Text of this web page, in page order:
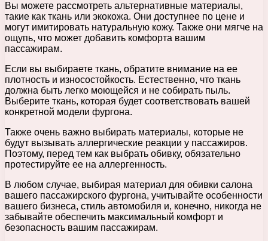
Вы можете рассмотреть альтернативные материалы,
такие как ткань или экокожа. Они доступнее по цене и
могут имитировать натуральную кожу. Также они мягче на
ощупь, что может добавить комфорта вашим
пассажирам.
Если вы выбираете ткань, обратите внимание на ее
плотность и износостойкость. Естественно, что ткань
должна быть легко моющейся и не собирать пыль.
Выберите ткань, которая будет соответствовать вашей
конкретной модели фургона.
Также очень важно выбирать материалы, которые не
будут вызывать аллергические реакции у пассажиров.
Поэтому, перед тем как выбрать обивку, обязательно
протестируйте ее на аллергенность.
В любом случае, выбирая материал для обивки салона
вашего пассажирского фургона, учитывайте особенности
вашего бизнеса, стиль автомобиля и, конечно, никогда не
забывайте обеспечить максимальный комфорт и
безопасность вашим пассажирам.